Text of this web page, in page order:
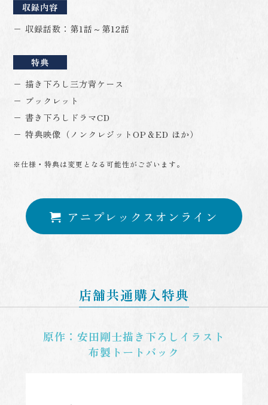
アニプレックスオンライン
収録内容
− 収録話数：第1話～第12話
特典
− 描き下ろし三方背ケース
− ブックレット
− 書き下ろしドラマCD
− 特典映像（ノンクレジットOP＆ED ほか）
※仕様・特典は変更となる可能性がございます。
店舗共通購入特典
原作：安田剛士描き下ろしイラスト
布製トートバック